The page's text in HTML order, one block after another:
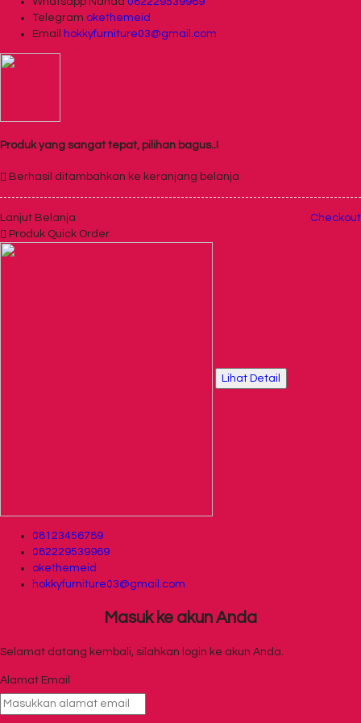
Telegram okethemeid
Email
hokkyfurniture03@gmail.com
Produk yang sangat tepat, pilihan bagus..!
Berhasil ditambahkan ke keranjang belanja
Lanjut Belanja
Checkout
Produk Quick Order
Lihat Detail
08123456789
082229539969
okethemeid
hokkyfurniture03@gmail.com
Masuk ke akun Anda
Selamat datang kembali, silahkan login ke akun Anda.
Alamat Email